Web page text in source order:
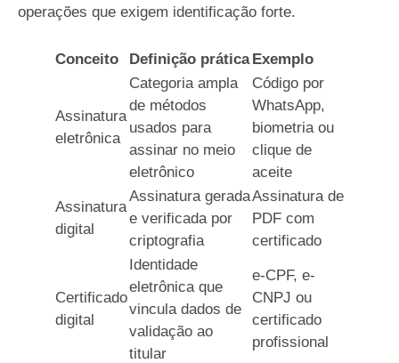
operações que exigem identificação forte.
Conceito Definição prática Exemplo
Assinatura
eletrônica
Categoria ampla
de métodos
usados para
assinar no meio
eletrônico
Código por
WhatsApp,
biometria ou
clique de
aceite
Assinatura
digital
Assinatura gerada
e verificada por
criptografia
Assinatura de
PDF com
certificado
Certificado
digital
Identidade
eletrônica que
vincula dados de
validação ao
titular
e-CPF, e-
CNPJ ou
certificado
profissional